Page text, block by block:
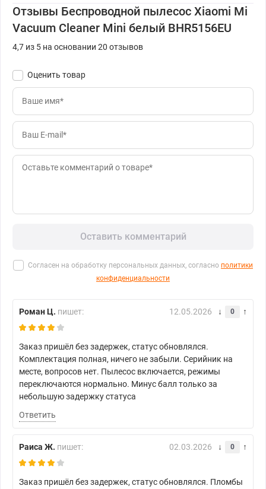
Отзывы Беспроводной пылесос Xiaomi Mi
Vacuum Cleaner Mini белый BHR5156EU
4,7 из 5 на основании 20 отзывов
Оценить товар
Оставить комментарий
Согласен на обработку персональных данных, согласно политики
конфиденциальности
Роман Ц. пишет: 12.05.2026 0
Заказ пришёл без задержек, статус обновлялся.
Комплектация полная, ничего не забыли. Серийник на
месте, вопросов нет. Пылесос включается, режимы
переключаются нормально. Минус балл только за
небольшую задержку статуса
Ответить
Раиса Ж. пишет: 02.03.2026 0
Заказ пришёл без задержек, статус обновлялся. Пломбы